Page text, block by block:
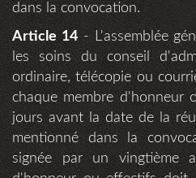
dans la convocation.
Article 14- L'assemblée
les soins du conseil
ordinaire, télécopie ou
chaque membre d'honneur
jours avant la date de la
mentionné dans la
signée par un vingtième